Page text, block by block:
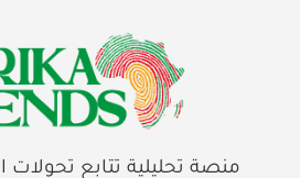
منصة تحليلية تتابع تحولات